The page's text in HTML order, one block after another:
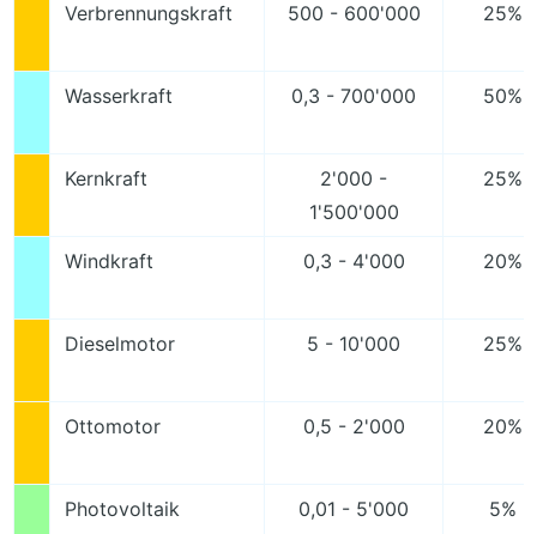
Verbrennungskraft 500 - 600'000 25%
Wasserkraft 0,3 - 700'000 50%
Kernkraft
2'000 -
1'500'000
25%
Windkraft 0,3 - 4'000 20%
Dieselmotor 5 - 10'000 25%
Ottomotor 0,5 - 2'000 20%
Photovoltaik 0,01 - 5'000 5% -